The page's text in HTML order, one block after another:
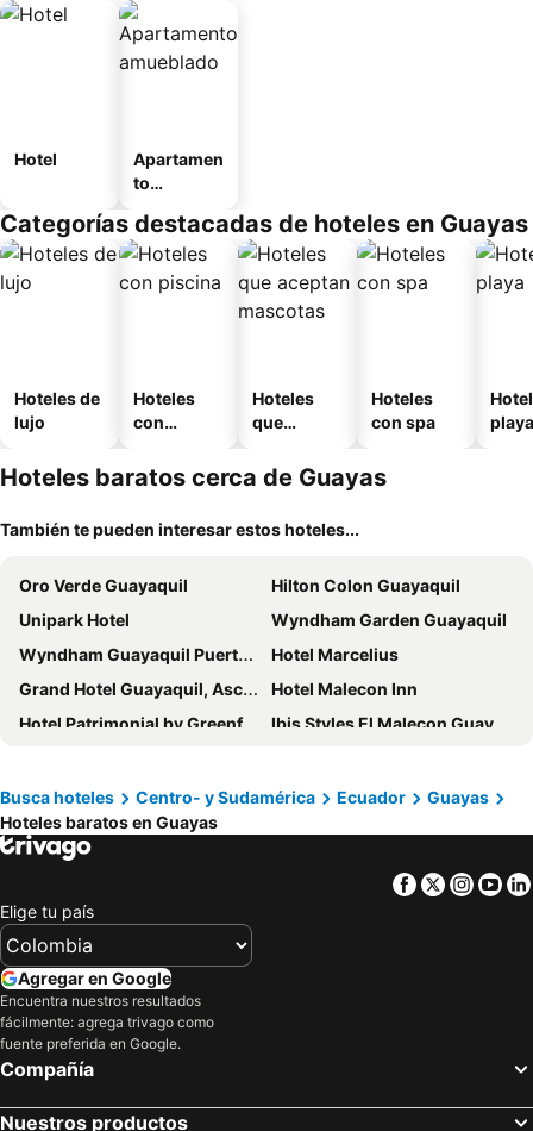
Hotel
Apartamen
to
o
Categorías destacadas de hoteles en Guayas
Hoteles de
lujo
Hoteles
con
Hoteles
que
mascotas
Hoteles
con spa
playa
Hoteles baratos cerca de Guayas
También te pueden interesar estos hoteles...
Oro Verde Guayaquil
Hilton Colon Guayaquil
Unipark Hotel
Wyndham Garden Guayaquil
Wyndham Guayaquil Puerto Santa Ana
Hotel Marcelius
Grand Hotel Guayaquil, Ascend Hotel Collection
Hotel Malecon Inn
Hotel Patrimonial by Greenfield
Ibis Styles El Malecon Guayaquil
Sheraton Guayaquil Hotel
Radisson Hotel Guayaquil
GH Galeria Hotel
TRYP by Wyndham Guayaquil Airport
Karibao Resort Town
Airport Hotel Guayaquil
Courtyard by Marriott Guayaquil
Hotel Sada
MC Suites Boutique
Hotel Las Peñas
Hotel Cityzen Guayaquil
Busca hoteles Centro- y Sudamérica Ecuador
Guayas
Hoteles baratos en Guayas
Facebook
Twitter
Elige tu país
Agregar en Google
Encuentra nuestros resultados
fácilmente: agrega trivago como
fuente preferida en Google.
Compañía
Nuestros productos